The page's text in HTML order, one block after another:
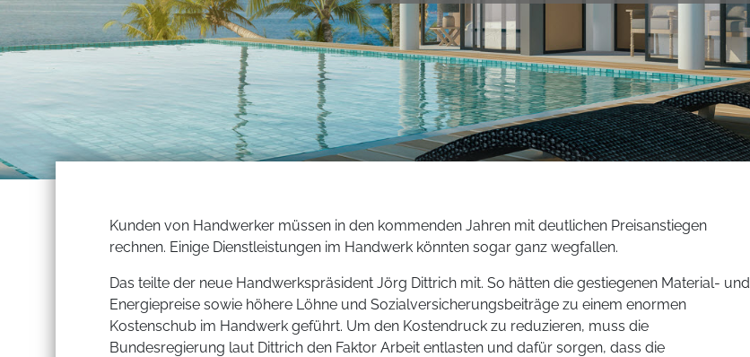
Kunden von Handwerker müssen in den kommenden Jahren mit deutlichen Preisanstiegen
rechnen. Einige Dienstleistungen im Handwerk könnten sogar ganz wegfallen.
Das teilte der neue Handwerkspräsident Jörg Dittrich mit. So hätten die gestiegenen Material- und
Energiepreise sowie höhere Löhne und Sozialversicherungsbeiträge zu einem enormen
Kostenschub im Handwerk geführt. Um den Kostendruck zu reduzieren, muss die
Bundesregierung laut Dittrich den Faktor Arbeit entlasten und dafür sorgen, dass die